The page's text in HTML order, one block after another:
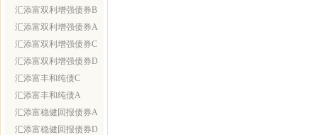
汇添富双利增强债券B
汇添富双利增强债券A
汇添富双利增强债券C
汇添富双利增强债券D
汇添富丰和纯债C
汇添富丰和纯债A
汇添富稳健回报债券A
汇添富稳健回报债券D